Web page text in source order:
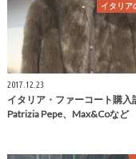
イタリア
2017.12.23
イタリア・ファーコート購入
Patrizia Pepe、Max&Coなど